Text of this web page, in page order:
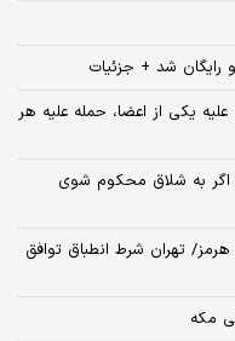
شد + جزئیات
یکی از اعضا، حمله علیه هر
اگر به شلاق محکوم شوی
هرمز/ تهران شرط انطباق توافق
مکه